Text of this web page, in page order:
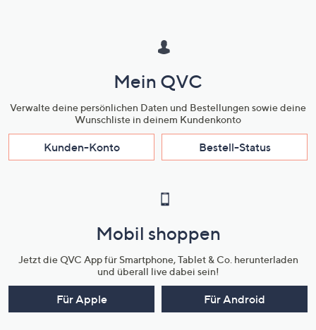
Mein QVC
Verwalte deine persönlichen Daten und Bestellungen sowie deine
Wunschliste in deinem Kundenkonto
Kunden-Konto Bestell-Status
Mobil shoppen
Jetzt die QVC App für Smartphone, Tablet & Co. herunterladen
und überall live dabei sein!
Für Apple Für Android